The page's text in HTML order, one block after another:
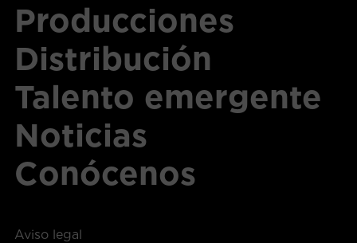
Producciones
Distribución
Talento emergente
Noticias
Conócenos
Aviso legal